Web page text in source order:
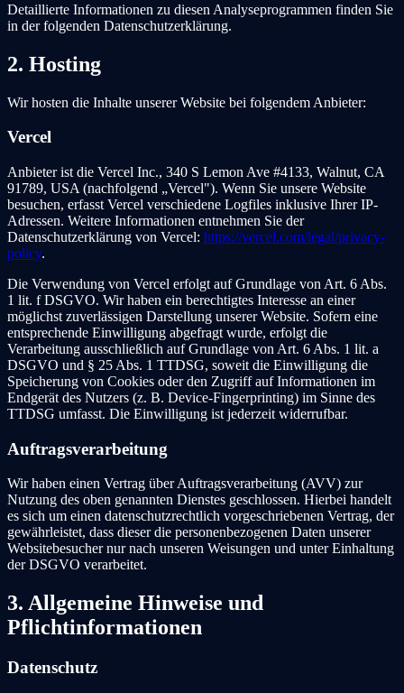
Detaillierte Informationen zu diesen Analyseprogrammen finden Sie
in der folgenden Datenschutzerklärung.
2. Hosting
Wir hosten die Inhalte unserer Website bei folgendem Anbieter:
Vercel
Anbieter ist die Vercel Inc., 340 S Lemon Ave #4133, Walnut, CA
91789, USA (nachfolgend „Vercel"). Wenn Sie unsere Website
besuchen, erfasst Vercel verschiedene Logfiles inklusive Ihrer IP-
Adressen. Weitere Informationen entnehmen Sie der
Datenschutzerklärung von Vercel: https://vercel.com/legal/privacy-
policy.
Die Verwendung von Vercel erfolgt auf Grundlage von Art. 6 Abs.
1 lit. f DSGVO. Wir haben ein berechtigtes Interesse an einer
möglichst zuverlässigen Darstellung unserer Website. Sofern eine
entsprechende Einwilligung abgefragt wurde, erfolgt die
Verarbeitung ausschließlich auf Grundlage von Art. 6 Abs. 1 lit. a
DSGVO und § 25 Abs. 1 TTDSG, soweit die Einwilligung die
Speicherung von Cookies oder den Zugriff auf Informationen im
Endgerät des Nutzers (z. B. Device-Fingerprinting) im Sinne des
TTDSG umfasst. Die Einwilligung ist jederzeit widerrufbar.
Auftragsverarbeitung
Wir haben einen Vertrag über Auftragsverarbeitung (AVV) zur
Nutzung des oben genannten Dienstes geschlossen. Hierbei handelt
es sich um einen datenschutzrechtlich vorgeschriebenen Vertrag, der
gewährleistet, dass dieser die personenbezogenen Daten unserer
Websitebesucher nur nach unseren Weisungen und unter Einhaltung
der DSGVO verarbeitet.
3. Allgemeine Hinweise und
Pflichtinformationen
Datenschutz